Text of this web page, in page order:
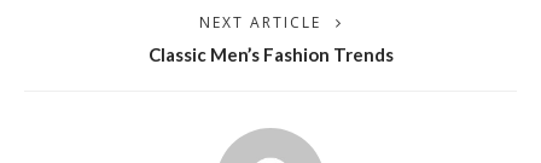
NEXT ARTICLE
Classic Men’s Fashion Trends